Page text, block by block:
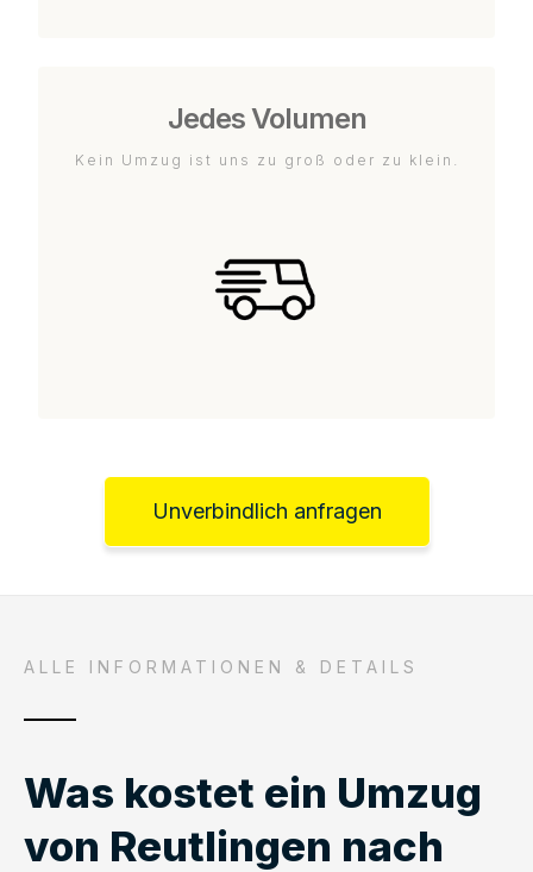
Jedes Volumen
Kein Umzug ist uns zu groß oder zu klein.
Unverbindlich anfragen
ALLE INFORMATIONEN & DETAILS
Was kostet ein Umzug
von Reutlingen nach